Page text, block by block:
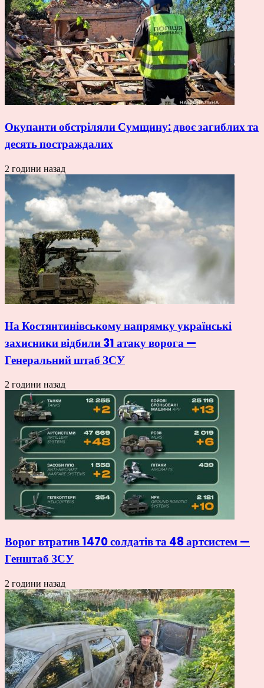
Окупанти обстріляли Сумщину: двоє загиблих та
десять постраждалих
2 години назад
На Костянтинівському напрямку українські
захисники відбили 31 атаку ворога —
Генеральний штаб ЗСУ
2 години назад
Ворог втратив 1470 солдатів та 48 артсистем —
Генштаб ЗСУ
2 години назад